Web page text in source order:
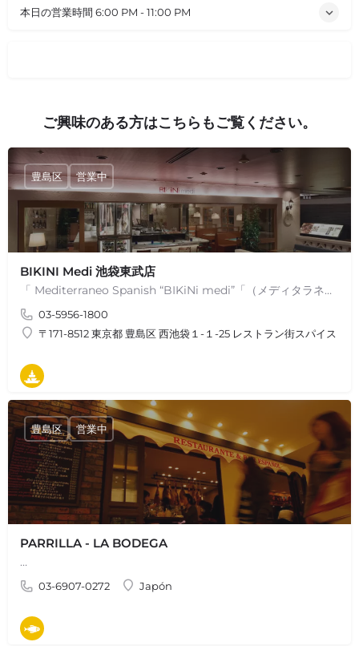
本日の営業時間 6:00 PM - 11:00 PM
ご興味のある方はこちらもご覧ください。
BIKINI Medi 池袋東武店
「 Mediterraneo Spanish “BIKiNi medi”「（メディタラネオ スパニッシュ“ビキニ…
03-5956-1800
〒171-8512 東京都 豊島区 西池袋１-１-25 レストラン街スパイス
豊島区 営業中
タパス
PARRILLA - LA BODEGA
…
03-6907-0272 Japón
豊島区 営業中